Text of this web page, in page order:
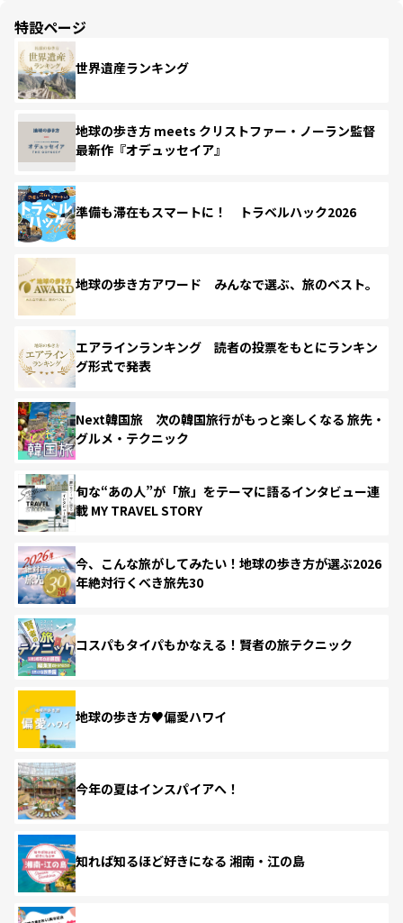
特設ページ
世界遺産ランキング
地球の歩き方 meets クリストファー・ノーラン監督
最新作『オデュッセイア』
準備も滞在もスマートに！ トラベルハック2026
地球の歩き方アワード みんなで選ぶ、旅のベスト。
エアラインランキング 読者の投票をもとにランキン
グ形式で発表
Next韓国旅 次の韓国旅行がもっと楽しくなる 旅先・
グルメ・テクニック
旬な“あの人”が「旅」をテーマに語るインタビュー連
載 MY TRAVEL STORY
今、こんな旅がしてみたい！地球の歩き方が選ぶ2026
年絶対行くべき旅先30
コスパもタイパもかなえる！賢者の旅テクニック
地球の歩き方♥偏愛ハワイ
今年の夏はインスパイアへ！
知れば知るほど好きになる 湘南・江の島